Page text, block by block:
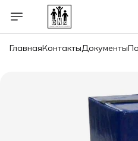
ГлавнаяКонтактыДокументы